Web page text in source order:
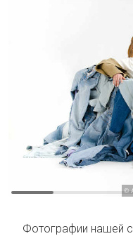
©
Фотографии нашей